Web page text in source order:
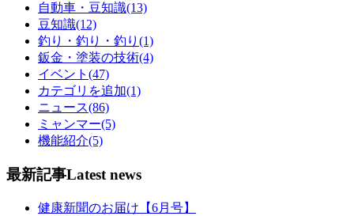
自動車・豆知識(13)
豆知識(12)
釣り・釣り・釣り(1)
鈑金・塗装の技術(4)
イベント(47)
カテゴリを追加(1)
ニュース(86)
ミャンマー(5)
機能紹介(5)
最新記事Latest news
健康新聞のお届け【6月号】